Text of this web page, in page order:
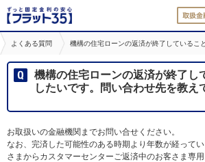
よくある質問 機構の住宅ローンの返済が終了しているこ
機構の住宅ローンの返済が終了し
したいです。問い合わせ先を教え
お取扱いの金融機関までお問い合せください。
なお、完済した可能性のある時期より年数が経って
さまからカスタマーセンターご返済中のお客さま専